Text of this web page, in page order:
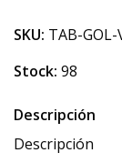
SKU: TAB-GOL-
Stock: 98
Descripción
Descripción